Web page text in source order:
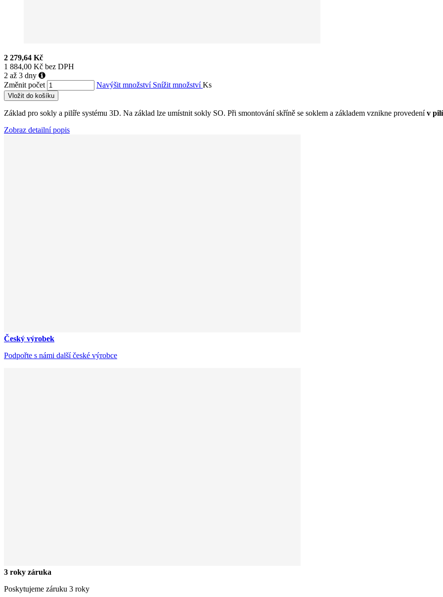
2 279,64 Kč
1 884,00 Kč bez DPH
2 až 3 dny
Změnit počet
Navýšit množství Snížit množstvíKs
Vložit do košíku
Základ pro sokly a pilíře systému 3D. Na základ lze umístnit sokly SO. Při smontování skříně se soklem a základem vznikne provedenív
Zobraz detailní popis
Český výrobek
Podpořte s námi další české výrobce
3 roky záruka
Poskytujeme záruku 3 roky